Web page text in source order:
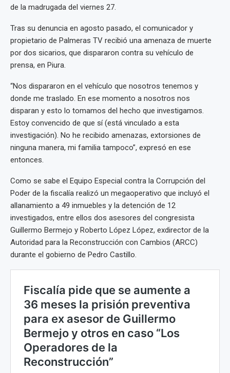
de la madrugada del viernes 27.
Tras su denuncia en agosto pasado, el comunicador y
propietario de Palmeras TV recibió una amenaza de muerte
por dos sicarios, que dispararon contra su vehículo de
prensa, en Piura.
“Nos dispararon en el vehículo que nosotros tenemos y
donde me traslado. En ese momento a nosotros nos
disparan y esto lo tomamos del hecho que investigamos.
Estoy convencido de que sí (está vinculado a esta
investigación). No he recibido amenazas, extorsiones de
ninguna manera, mi familia tampoco”, expresó en ese
entonces.
Como se sabe el Equipo Especial contra la Corrupción del
Poder de la fiscalía realizó un megaoperativo que incluyó el
allanamiento a 49 inmuebles y la detención de 12
investigados, entre ellos dos asesores del congresista
Guillermo Bermejo y Roberto López López, exdirector de la
Autoridad para la Reconstrucción con Cambios (ARCC)
durante el gobierno de Pedro Castillo.